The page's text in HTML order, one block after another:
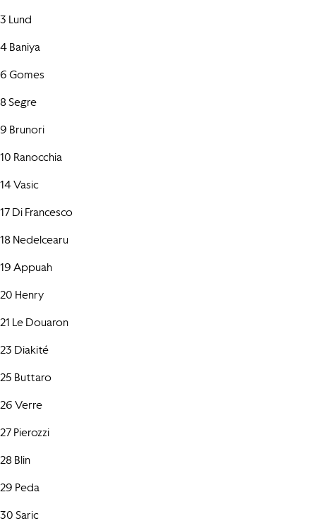
3 Lund
4 Baniya
6 Gomes
8 Segre
9 Brunori
10 Ranocchia
14 Vasic
17 Di Francesco
18 Nedelcearu
19 Appuah
20 Henry
21 Le Douaron
23 Diakité
25 Buttaro
26 Verre
27 Pierozzi
28 Blin
29 Peda
30 Saric